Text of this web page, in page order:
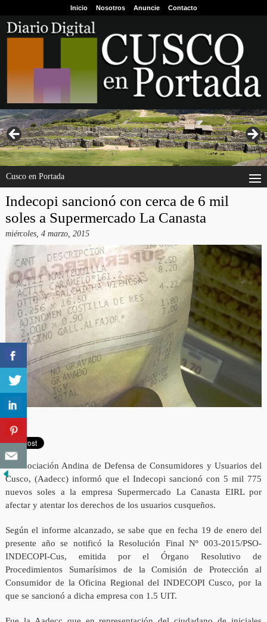
Inicio Nosotros Anuncie Contacto
Cusco en Portada
Indecopi sancionó con cerca de 6 mil
soles a Supermercado La Canasta
miércoles, 4 marzo, 2015
La Asociación Andina de Defensa de Consumidores y Usuarios del
Cusco, (Aadecc) informó que el Indecopi sancionó con 5 mil 775
nuevos soles a la empresa Supermercado La Canasta EIRL por
afectar y atentar los derechos de los usuarios cusqueños.
Según el informe alcanzado, se sabe que en fecha 19 de enero del
presente año se notificó la Resolución Final Nº 003-2015/PSO-
INDECOPI-Cus, emitida por el Órgano Resolutivo de
Procedimientos Sumarísimos de la Comisión de Protección al
Consumidor de la Oficina Regional del INDECOPI Cusco, por la
que se sancionó a dicha empresa con 1.5 UIT.